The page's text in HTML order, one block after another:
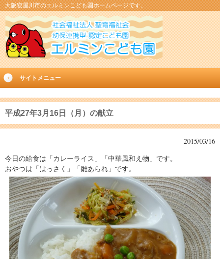
大阪寝屋川市のエルミンこども園ホームページです。
サイトメニュー
平成27年3月16日（月）の献立
2015/03/16
今日の給食は「カレーライス」「中華風和え物」です。
おやつは「はっさく」「雛あられ」です。